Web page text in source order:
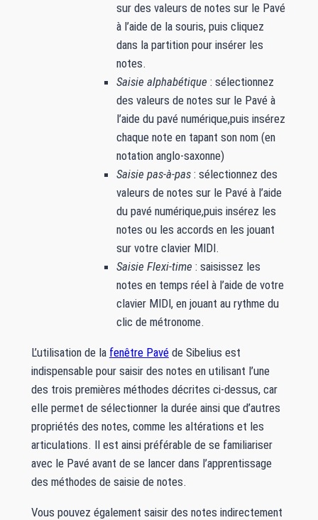
sur des valeurs de notes sur le Pavé
à l’aide de la souris, puis cliquez
dans la partition pour insérer les
notes.
Saisie alphabétique : sélectionnez
des valeurs de notes sur le Pavé à
l’aide du pavé numérique,puis insérez
chaque note en tapant son nom (en
notation anglo-saxonne)
Saisie pas-à-pas: sélectionnez des
valeurs de notes sur le Pavé à l’aide
du pavé numérique,puis insérez les
notes ou les accords en les jouant
sur votre clavier MIDI.
Saisie Flexi-time : saisissez les
notes en temps réel à l’aide de votre
clavier MIDI, en jouant au rythme du
clic de métronome.
L’utilisation de la fenêtre Pavéde Sibelius est
indispensable pour saisir des notes en utilisant l’une
des trois premières méthodes décrites ci-dessus, car
elle permet de sélectionner la durée ainsi que d’autres
propriétés des notes, comme les altérations et les
articulations. Il est ainsi préférable de se familiariser
avec le Pavé avant de se lancer dans l’apprentissage
des méthodes de saisie de notes.
Vous pouvez également saisir des notes indirectement